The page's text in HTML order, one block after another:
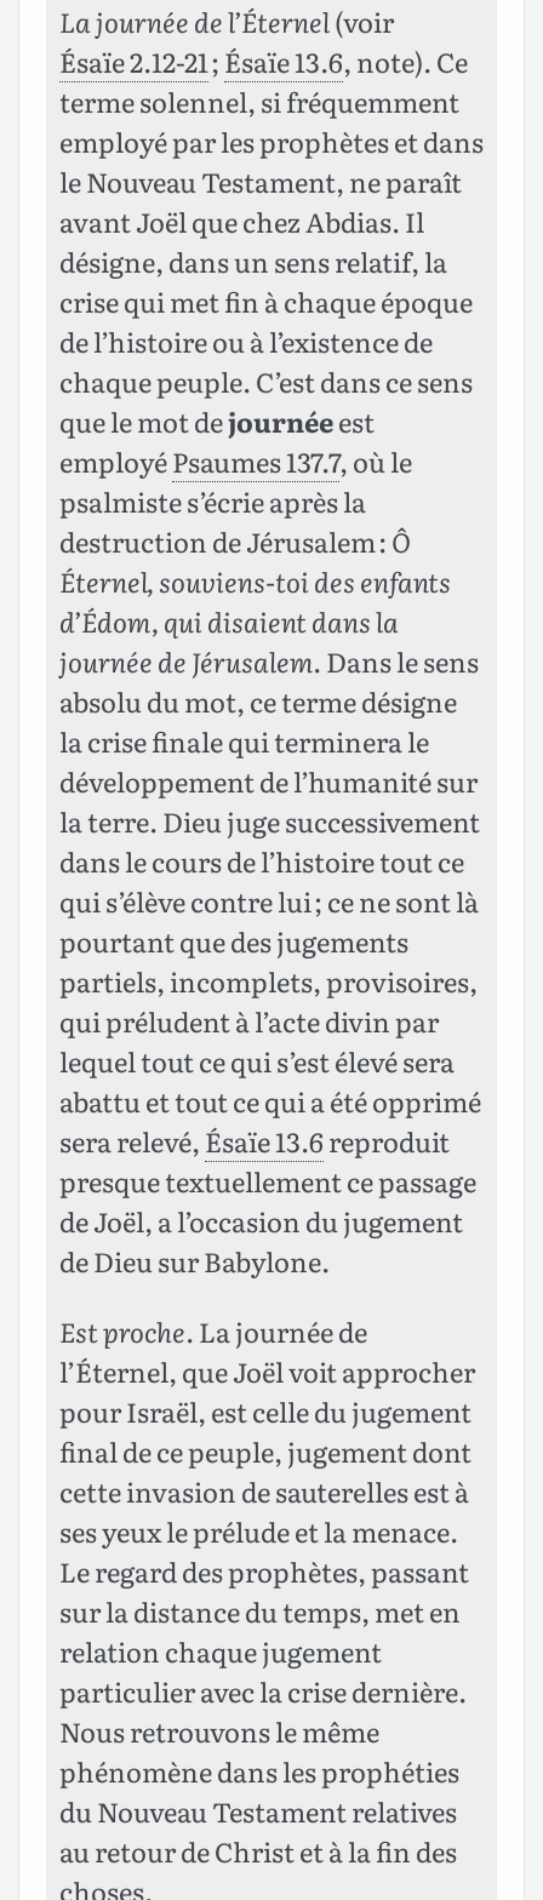
La journée de l’Éternel(voir
Ésaïe 2.12-21;Ésaïe 13.6, note). Ce
terme solennel, si fréquemment
employé par les prophètes et dans
le Nouveau Testament, ne paraît
avant Joël que chez Abdias. Il
désigne, dans un sens relatif, la
crise qui met fin à chaque époque
de l’histoire ou à l’existence de
chaque peuple. C’est dans ce sens
que le mot dejournéeest
employéPsaumes 137.7, où le
psalmiste s’écrie après la
destruction de Jérusalem :Ô
Éternel, souviens-toi des enfants
d’Édom, qui disaient dans la
journée de Jérusalem. Dans le sens
absolu du mot, ce terme désigne
la crise finale qui terminera le
développement de l’humanité sur
la terre. Dieu juge successivement
dans le cours de l’histoire tout ce
qui s’élève contre lui ; ce ne sont là
pourtant que des jugements
partiels, incomplets, provisoires,
qui préludent à l’acte divin par
lequel tout ce qui s’est élevé sera
abattu et tout ce qui a été opprimé
sera relevé,Ésaïe 13.6reproduit
presque textuellement ce passage
de Joël, a l’occasion du jugement
de Dieu sur Babylone.
Est proche. La journée de
l’Éternel, que Joël voit approcher
pour Israël, est celle du jugement
final de ce peuple, jugement dont
cette invasion de sauterelles est à
ses yeux le prélude et la menace.
Le regard des prophètes, passant
sur la distance du temps, met en
relation chaque jugement
particulier avec la crise dernière.
Nous retrouvons le même
phénomène dans les prophéties
du Nouveau Testament relatives
au retour de Christ et à la fin des
choses.